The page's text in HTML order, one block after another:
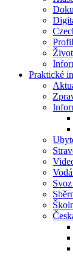
Praktické